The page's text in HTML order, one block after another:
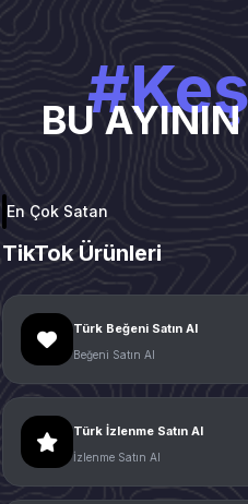
BU AYININ
En Çok Satan
TikTok Ürünleri
Türk Beğeni Satın Al
Beğeni Satın Al
Türk İzlenme Satın Al
İzlenme Satın Al